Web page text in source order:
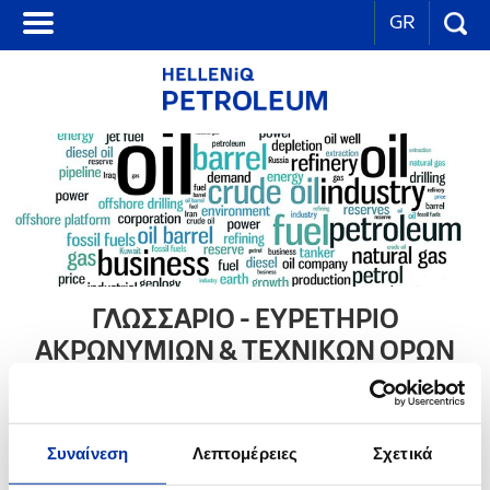
Συναίνεση Λεπτομέρειες Σχετικά
GR
ΓΛΩΣΣΑΡΙΟ - ΕΥΡΕΤΗΡΙΟ
ΑΚΡΩΝΥΜΙΩΝ & ΤΕΧΝΙΚΩΝ ΟΡΩΝ
A B C D E F G H I J K L M N O P Q R
S
U V W X